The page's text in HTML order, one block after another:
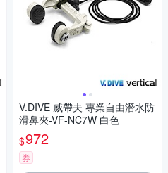
V.DIVE 威帶夫 專業自由潛水防
滑鼻夾-VF-NC7W 白色
$972
券